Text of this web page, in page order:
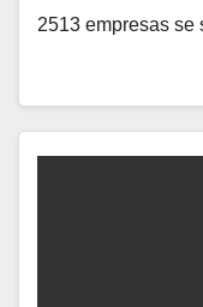
2513 empresas